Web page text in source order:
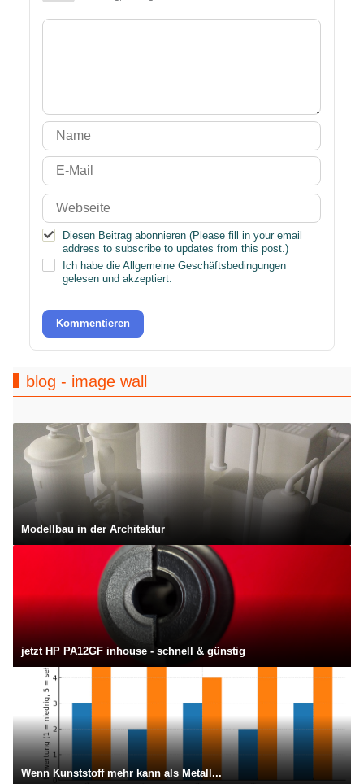
Diesen Beitrag abonnieren (Please fill in your email
address to subscribe to updates from this post.)
Ich habe dieAllgemeine Geschäftsbedingungen
gelesen und akzeptiert.
Kommentieren
blog - image wall
Modellbau in der Architektur
jetzt HP PA12GF inhouse - schnell & günstig
Wenn Kunststoff mehr kann als Metall...